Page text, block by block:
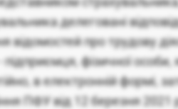
делеговані
відомостей про трудову
підприємця, фізичної
в електронній формі,
ПФУ від 12 березня 2021